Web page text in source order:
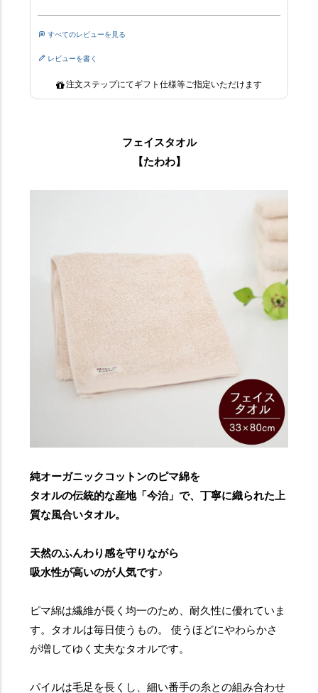
フェイスタオル
【たわわ】
純オーガニックコットンのピマ綿を
タオルの伝統的な産地「今治」で、丁寧に織られた上
質な風合いタオル。
天然のふんわり感を守りながら
吸水性が高いのが人気です♪
ピマ綿は繊維が長く均一のため、耐久性に優れていま
す。タオルは毎日使うもの。 使うほどにやわらかさ
が増してゆく丈夫なタオルです。
パイルは毛足を長くし、細い番手の糸との組み合わせ
すべてのレビューを見る
レビューを書く
注文ステップにてギフト仕様等ご指定いただけます